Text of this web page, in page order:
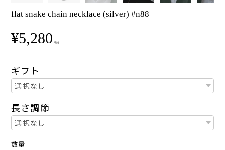
flat snake chain necklace (silver) #n88
¥5,280 税込
ギフト
長さ調節
数量